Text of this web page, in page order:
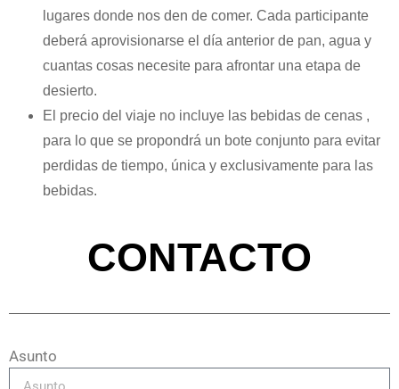
lugares donde nos den de comer. Cada participante
deberá aprovisionarse el día anterior de pan, agua y
cuantas cosas necesite para afrontar una etapa de
desierto.
El precio del viaje no incluye las bebidas de cenas ,
para lo que se propondrá un bote conjunto para evitar
perdidas de tiempo, única y exclusivamente para las
bebidas.
CONTACTO
Asunto